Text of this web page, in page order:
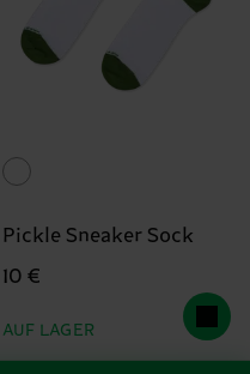
Pickle Sneaker Sock
10 €
AUF LAGER